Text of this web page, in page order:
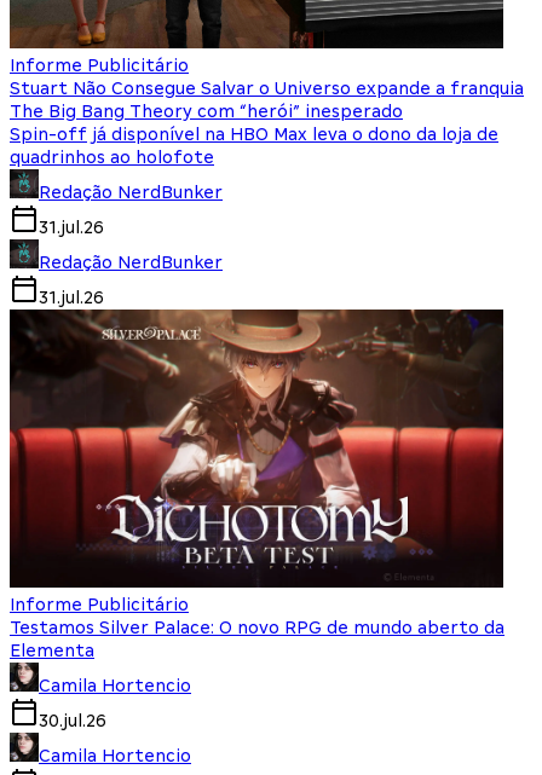
Informe Publicitário
Stuart Não Consegue Salvar o Universo expande a franquia
The Big Bang Theory com “herói” inesperado
Spin-off já disponível na HBO Max leva o dono da loja de
quadrinhos ao holofote
Redação NerdBunker
31.jul.26
Redação NerdBunker
31.jul.26
Informe Publicitário
Testamos Silver Palace: O novo RPG de mundo aberto da
Elementa
Camila Hortencio
30.jul.26
Camila Hortencio